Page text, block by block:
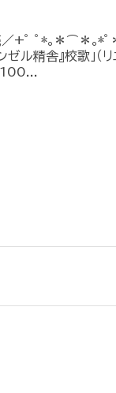
+ﾟ ﾟ*｡＊⌒＊｡*ﾟ
ゼル精舎』校歌」（